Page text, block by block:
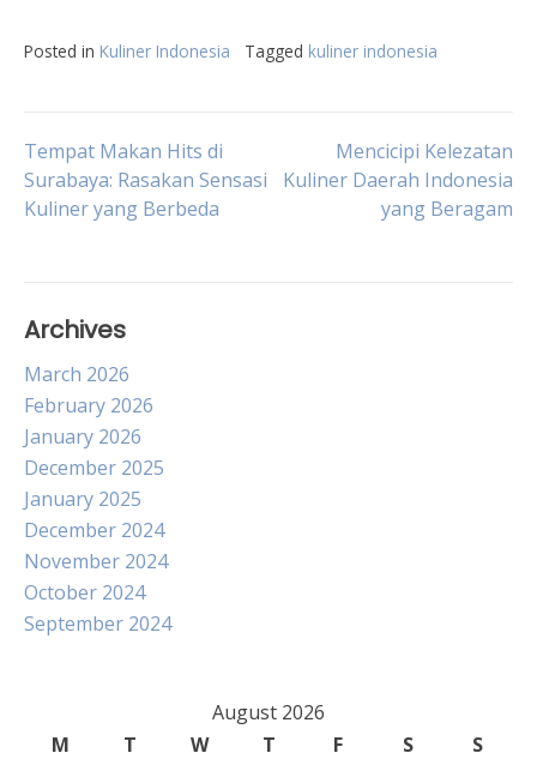
Posted in Kuliner Indonesia Tagged kuliner indonesia
Post
navigation
Tempat Makan Hits di
Surabaya: Rasakan Sensasi
Kuliner yang Berbeda
Mencicipi Kelezatan
Kuliner Daerah Indonesia
yang Beragam
Archives
March 2026
February 2026
January 2026
December 2025
January 2025
December 2024
November 2024
October 2024
September 2024
August 2026
M
T W T F S
S